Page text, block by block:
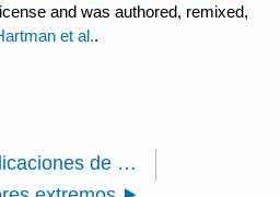
and was authored, remixed,
et al..
2.E: Aplicaciones de Derivados (Ejercicios)